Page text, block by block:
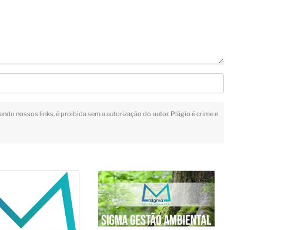
nossos links, é proibida sem a autorização do autor. Plágio é crime e